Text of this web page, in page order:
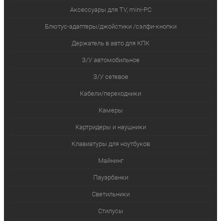
Аксессуары для TV, mini-PC
Блютус-адаптеры/джойстики /сэлфи-кнопки
Держатель в авто для КПК
З/У автомобильное
З/У сетевое
Кабели/переходники
Камеры
Картридеры и наушники
Клавиатуры для ноутбуков
Майнинг
Пауэрбанки
Светильники
Стилусы